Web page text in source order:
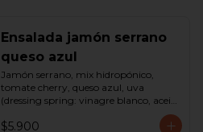
Ensalada jamón serrano
queso azul
Jamón serrano, mix hidropónico,
tomate cherry, queso azul, uva
(dressing spring: vinagre blanco, aceite
$5.900